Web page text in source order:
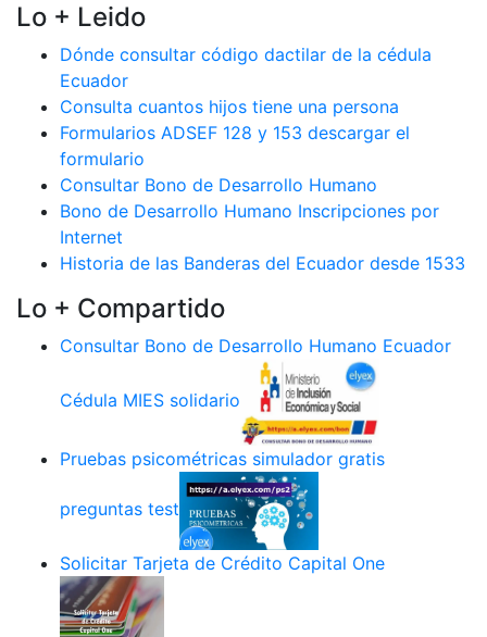
Lo + Leido
Dónde consultar código dactilar de la cédula
Ecuador
Consulta cuantos hijos tiene una persona
Formularios ADSEF 128 y 153 descargar el
formulario
Consultar Bono de Desarrollo Humano
Bono de Desarrollo Humano Inscripciones por
Internet
Historia de las Banderas del Ecuador desde 1533
Lo + Compartido
Consultar Bono de Desarrollo Humano Ecuador
Cédula MIES solidario
Pruebas psicométricas simulador gratis
preguntas test
Solicitar Tarjeta de Crédito Capital One